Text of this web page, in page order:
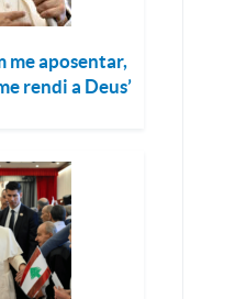
me aposentar,
rendi a Deus’